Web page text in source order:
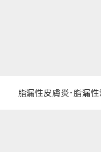
脂漏性皮膚炎・脂漏